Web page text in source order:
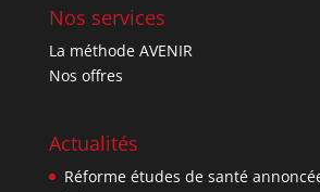
Nos services
La méthode AVENIR
Nos offres
Actualités
Réforme études de santé